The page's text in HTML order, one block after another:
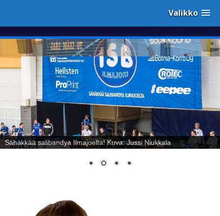
Valikko
Sähäkkää salibandya Ilmajoelta! Kuva: Jussi Niukkala